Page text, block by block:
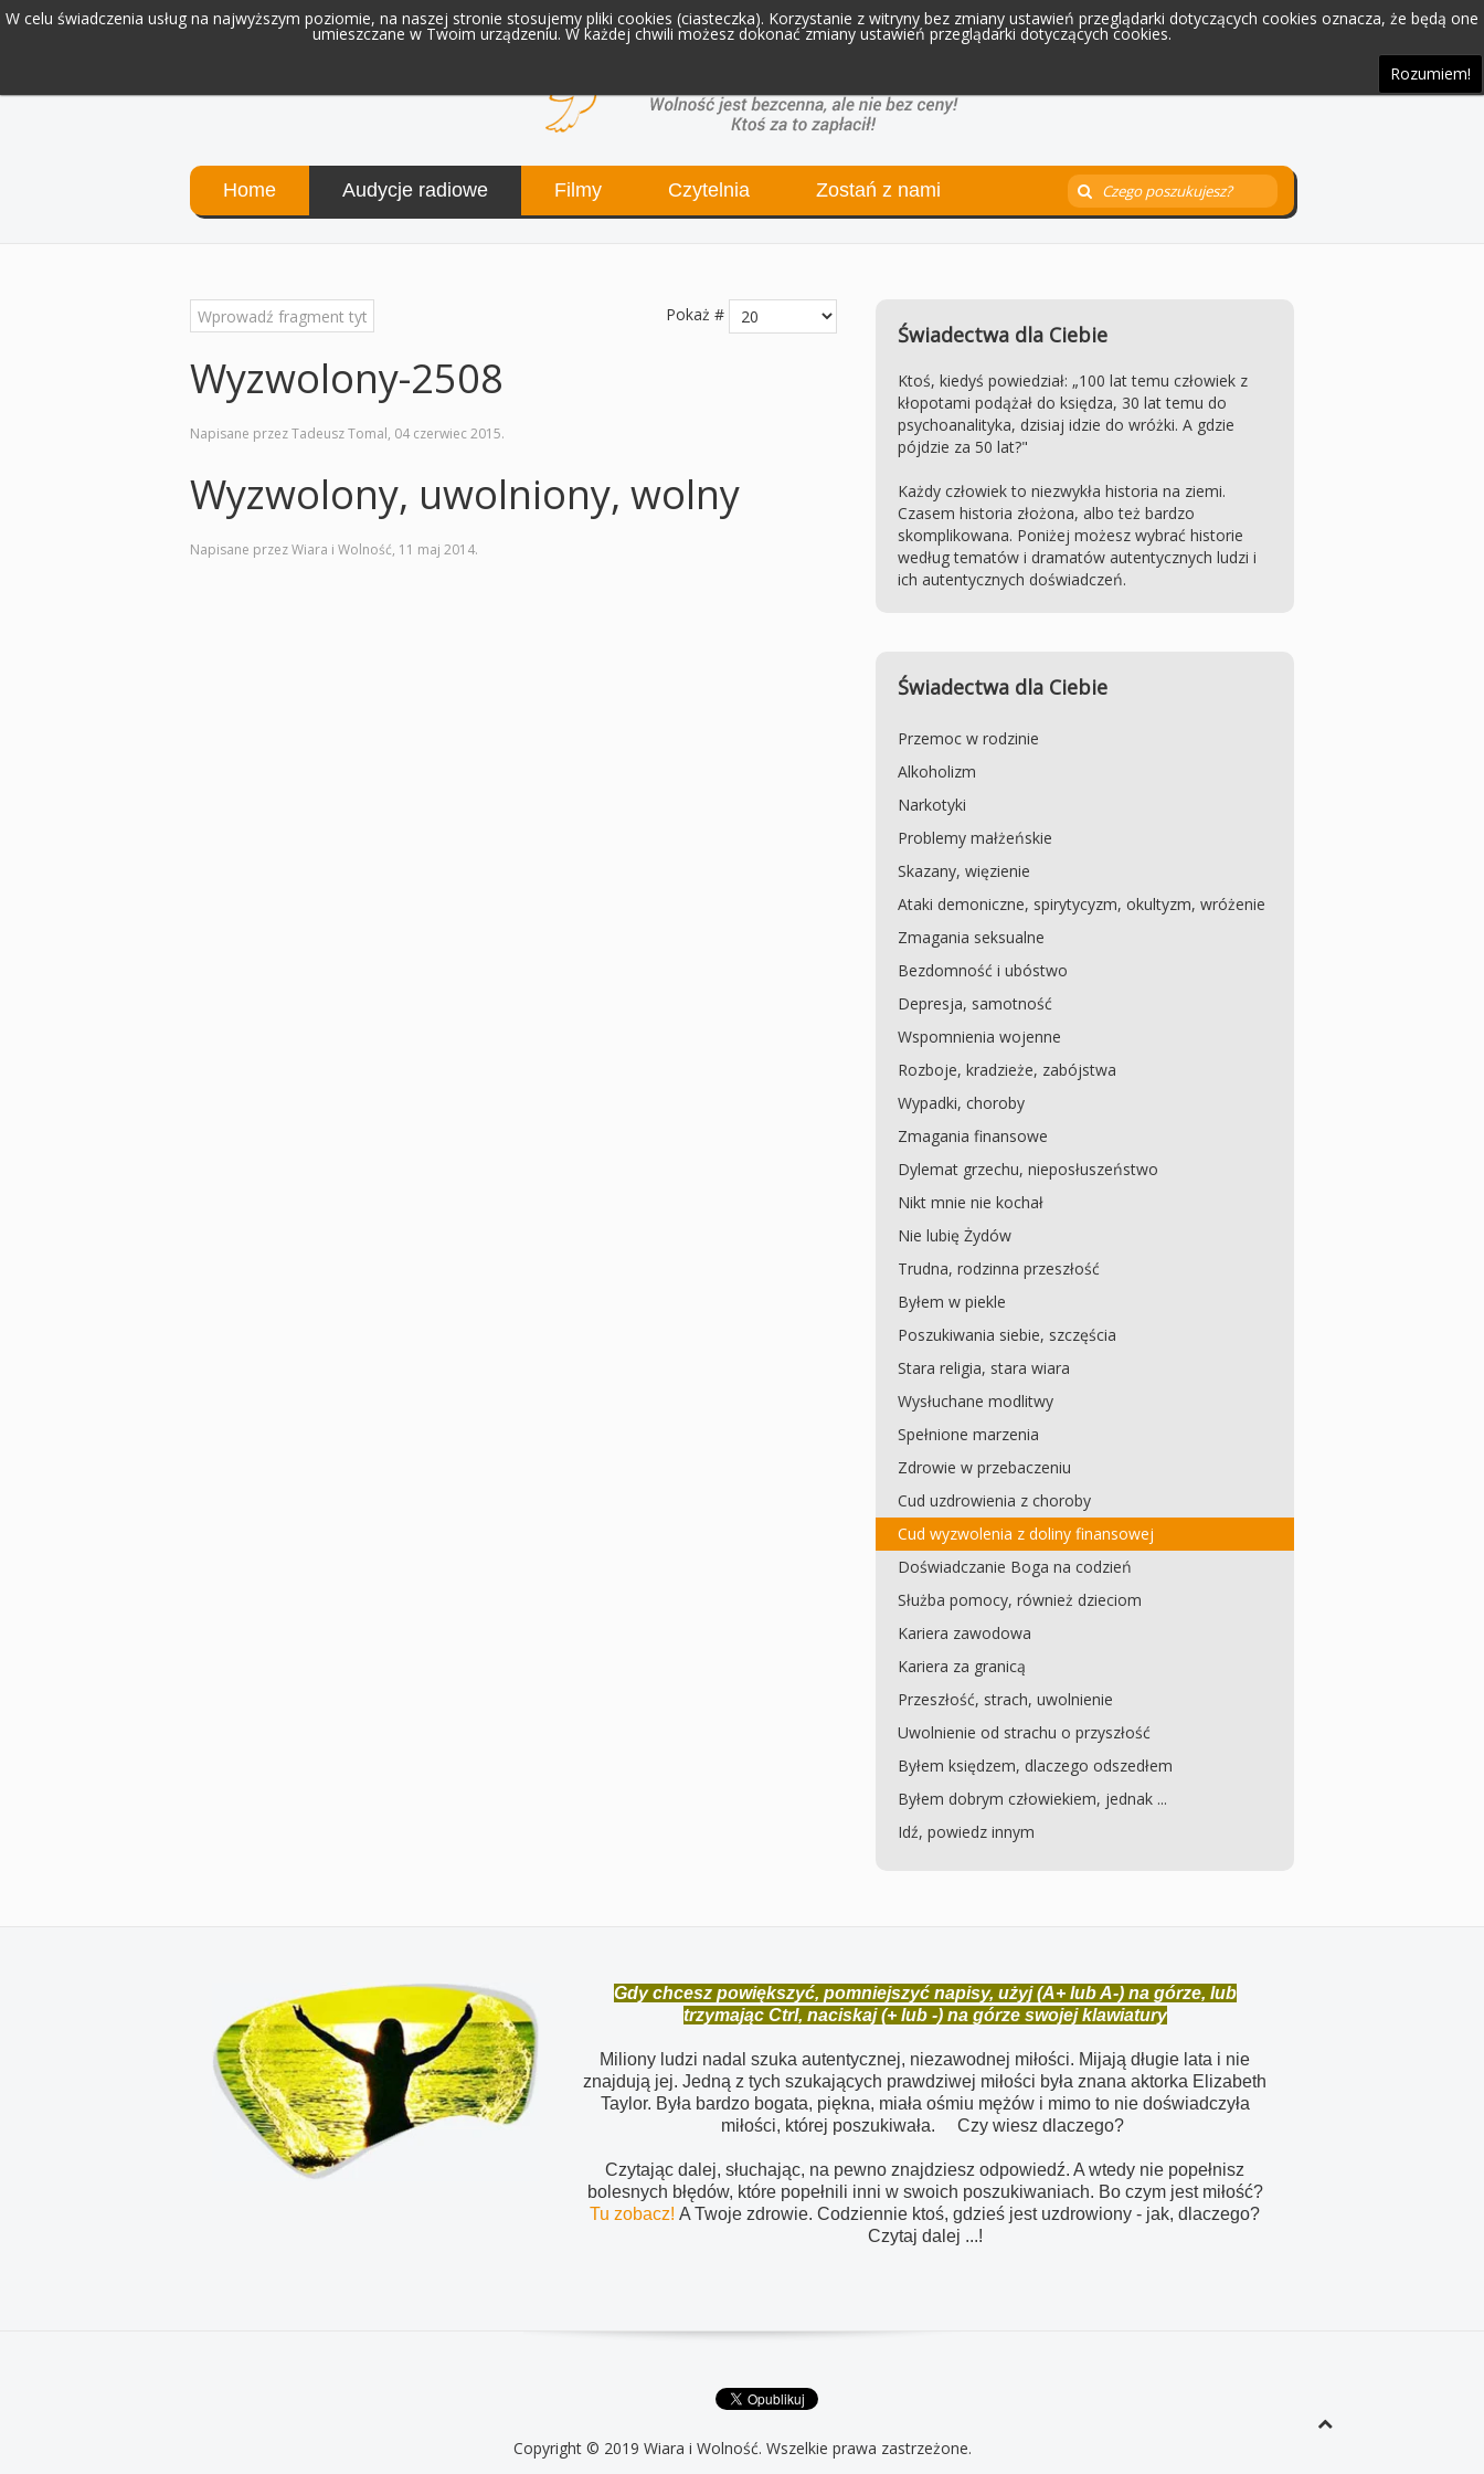
W celu świadczenia usług na najwyższym poziomie, na naszej stronie stosujemy pliki cookies (ciasteczka). Korzystanie z witryny bez zmiany ustawień przeglądarki dotyczących cookies oznacza, że będą one
umieszczane w Twoim urządzeniu. W każdej chwili możesz dokonać zmiany ustawień przeglądarki dotyczących cookies.
Rozumiem!
Home Audycje radiowe Filmy Czytelnia Zostań z nami
Pokaż #
Wyzwolony-2508
Napisane przez Tadeusz Tomal, 04 czerwiec 2015.
Wyzwolony, uwolniony, wolny
Napisane przez Wiara i Wolność, 11 maj 2014.
Świadectwa dla Ciebie
Ktoś, kiedyś powiedział: „100 lat temu człowiek z
kłopotami podążał do księdza, 30 lat temu do
psychoanalityka, dzisiaj idzie do wróżki. A gdzie
pójdzie za 50 lat?"
Każdy człowiek to niezwykła historia na ziemi.
Czasem historia złożona, albo też bardzo
skomplikowana. Poniżej możesz wybrać historie
według tematów i dramatów autentycznych ludzi i
ich autentycznych doświadczeń.
Świadectwa dla Ciebie
Przemoc w rodzinie
Alkoholizm
Narkotyki
Problemy małżeńskie
Skazany, więzienie
Ataki demoniczne, spirytycyzm, okultyzm, wróżenie
Zmagania seksualne
Bezdomność i ubóstwo
Depresja, samotność
Wspomnienia wojenne
Rozboje, kradzieże, zabójstwa
Wypadki, choroby
Zmagania finansowe
Dylemat grzechu, nieposłuszeństwo
Nikt mnie nie kochał
Nie lubię Żydów
Trudna, rodzinna przeszłość
Byłem w piekle
Poszukiwania siebie, szczęścia
Stara religia, stara wiara
Wysłuchane modlitwy
Spełnione marzenia
Zdrowie w przebaczeniu
Cud uzdrowienia z choroby
Cud wyzwolenia z doliny finansowej
Doświadczanie Boga na codzień
Służba pomocy, również dzieciom
Kariera zawodowa
Kariera za granicą
Przeszłość, strach, uwolnienie
Uwolnienie od strachu o przyszłość
Byłem księdzem, dlaczego odszedłem
Byłem dobrym człowiekiem, jednak ...
Idź, powiedz innym
Gdy chcesz powiększyć, pomniejszyć napisy, użyj (A+ lub A-) na górze, lub
trzymając Ctrl, naciskaj (+ lub -) na górze swojej klawiatury
Miliony ludzi nadal szuka autentycznej, niezawodnej miłości. Mijają długie lata i nie
znajdują jej. Jedną z tych szukających prawdziwej miłości była znana aktorka Elizabeth
Taylor. Była bardzo bogata, piękna, miała ośmiu mężów i mimo to nie doświadczyła
miłości, której poszukiwała. Czy wiesz dlaczego?
Czytając dalej, słuchając, na pewno znajdziesz odpowiedź. A wtedy nie popełnisz
bolesnych błędów, które popełnili inni w swoich poszukiwaniach. Bo czym jest miłość?
Tu zobacz!A Twoje zdrowie. Codziennie ktoś, gdzieś jest uzdrowiony - jak, dlaczego?
Czytaj dalej ...!
Copyright © 2019 Wiara i Wolność. Wszelkie prawa zastrzeżone.